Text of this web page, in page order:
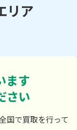
リア
ます
さい
国で買取を行って